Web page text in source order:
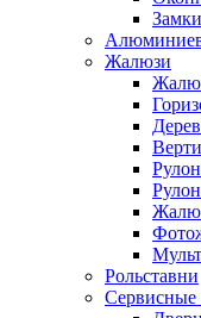
Жалюзи
Рольставни